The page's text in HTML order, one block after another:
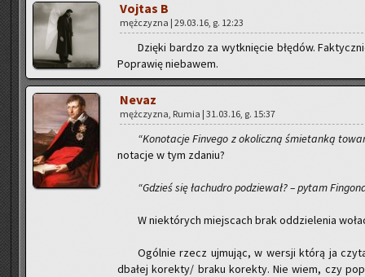
Voj­tas B
męż­czy­zna | 29.03.16, g. 12:23
Dzię­ki bar­dzo za wy­tknię­cie błę­dów.
Po­pra­wię nie­ba­wem.
Nevaz
męż­czy­zna, Rumia | 31.03.16, g. 15:37
“Ko­no­ta­cje Fi­nve­go z oko­licz­ną śmie­tan­ką
no­ta­cje w tym zda­niu?
“Gdzieś się ła­chu­dro po­dzie­wał? – pytam
W nie­któ­rych miej­scach brak od­dzie­le­nia
Ogól­nie rzecz uj­mu­jąc, w wer­sji którą ja
dba­łej ko­rek­ty/ braku ko­rek­ty. Nie wiem, czy